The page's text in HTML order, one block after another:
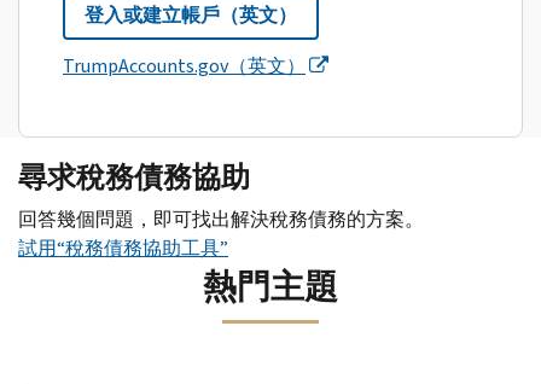
登入或建立帳戶（英文）
TrumpAccounts.gov（英文）
尋求稅務債務協助
回答幾個問題，即可找出解決稅務債務的方案。
試用“稅務債務協助工具”
熱門主題